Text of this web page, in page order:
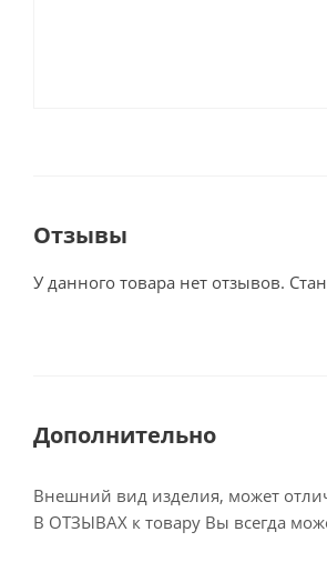
Отзывы
У данного товара нет отзывов.
Дополнительно
Внешний вид изделия, может
В ОТЗЫВАХ к товару Вы всегда